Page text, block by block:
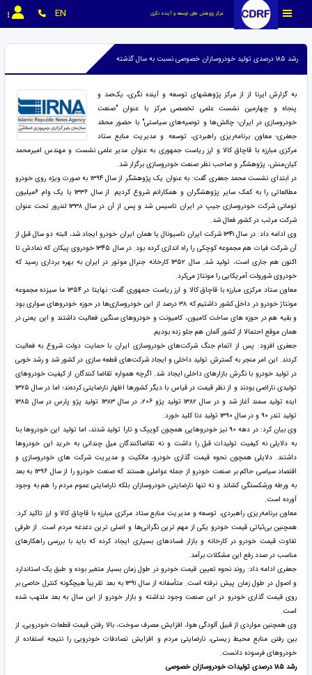
مرکز پژوهش های توسعه و آینده نگری EN
رشد ۱۸۵ درصدی تولید خودروسازان خصوصی نسبت به سال گذشته
به گزارش ایرنا از از مرکز پژوهشهای توسعه و آینده نگری، یک‌صد و
پنجاه و چهارمین نشست علمی تخصصی مرکز با عنوان "صنعت
خودروسازی در ایران؛ چالش‌ها و توصیه‌های سیاستی" با حضور محمّد
جعفری؛ معاون برنامه‌ریزی راهبردی، توسعه و مدیریت منابع ستاد
مرکزی مبارزه با قاچاق کالا و ارز ریاست جمهوری به عنوان مدیر علمی نشست و مهندس امیرمحمد
کیان‌منش، پژوهشگر و صاحب نظر صنعت خودروسازی برگزار شد.
در ابتدای نشست محمد جعفری گفت: به عنوان یک پژوهشگر از سال ۱۳۹۴ به صورت ویژه روی خودرو
مطالعاتی را به کمک سایر پژوهشگران و همکارانم شروع کردیم. از سال ۱۳۳۶ با یک وام ۶میلیون
تومانی شرکت خودروسازی جیپ در ایران تاسیس شد و پس از آن در سال ۱۳۳۸ لندرور تحت عنوان
شرکت مرتب در کشور فعال شد.
وی ادامه داد: در سال ۱۳۴۱ شرکت ایران ناسیونال یا همان ایران خودرو ایجاد شد، البته دو سال قبل از
آن شرکت فیات هم مجموعه کوچکی را راه اندازی کرده بود. در سال ۱۳۴۵ خودروی پیکان که نمادش تا
اکنون هم جاری است، تولید شد. سال ۱۳۵۲ کارخانه جنرال موتور در ایران به بهره برداری رسید که
خودروی شورولت آمریکایی را مونتاژ می‌کرد.
معاون ستاد مرکزی مبارزه با قاچاق کالا و ارز ریاست جمهوری گفت: نهایتا در ۱۳۵۴ ما سیزده مجموعه
مونتاژ خودرو در داخل کشور داشتیم که ۳۸ درصد از این خودروسازی‌ها در حوزه خودروهای سواری بود
و بقیه هم در حوزه های ساخت کامیون، کامیونت و خودروهای سنگین فعالیت داشتند و این یعنی در
همان موقع احتمالا از کشور آلمان هم جلو زده بودیم.
جعفری افزود: پس از اتمام جنگ شرکت‌های خودروسازی ایران با حمایت دولت شروع به فعالیت
کردند. این امر منجر به گسترش تولید داخلی و ایجاد شرکت‌های قطعه سازی در کشور شد و رشد خوبی
در تولید خودرو با نگرش بازارهای داخلی ایجاد شد. اگرچه همواره تقاضا کنندگان از کیفیت خودروهای
تولیدی ناراضی بودند و از نظر قیمت در قیاس با دیگر کشورها اظهار نارضایتی کرده‌ند؛ اما در سال ۱۳۷۵
ایده تولید سمند آغاز شد و در سال ۱۳۸۲ تولید پژو ۲۰۶، در سال ۱۳۸۳ تولید پژو پارس در سال ۱۳۸۵
تولید تندر ۹۰ و در سال ۱۳۹۰ تولید دنا کلید خورد.
وی بیان کرد: در دهه ۹۰ نیز خودروهایی همچون کوییک و تارا تولید شدند، اما تولید این خودروها بنا
به دلایلی نه کیفیت تولیدات قبل را داشت و نه تقاضاکنندگان میل چندانی به خرید این خودروها
داشتند. دلایلی همچون نحوه قیمت گذاری خودرو، مالکیت و مدیریت شرکت های خودروسازی و
اقتصاد سیاسی حاکم بر صنعت خودرو از جمله عواملی هستند که صنعت خودرو را از سال ١٣٩٦ به بعد
به ورطه ورشکستگی کشاند و نه تنها نارضایتی خودروسازان بلکه نارضایتی عموم مردم را هم به وجود
آورده است.
معاون برنامه‌ریزی راهبردی، توسعه و مدیریت منابع ستاد مرکزی مبارزه با قاچاق کالا و ارز تاکید کرد:
همچنین بی‌ثباتی قیمت خودرو یکی از مهم ترین نگرانی‌ها و اصلی ترین دغدغه مردم است. از طرفی
تفاوت قیمت خودرو در کارخانه و بازار فسادهای بسیاری ایجاد کرده که باید با بررسی راهکارهای
مناسب در صدد رفع این مشکلات برآمد.
جعفری ادامه داد: روند نحوه تعیین قیمت خودرو در طول زمان بسیار متغیر بوده و طبق یک استاندارد
و اصول در طول زمان پیش نرفته است. متأسفانه از سال ۱۳۹۱ به بعد تقریباً هیچگونه کنترل خاصی بر
روی قیمت گذاری خودرو در این صنعت وجود نداشته و بازار خودرو از این سال به بعد ملتهب شده
است.
وی همچنین مواردی از قبیل آلودگی هوا، افزایش مصرف سوخت، بالا رفتن قیمت قطعات خودرویی، از
بین رفتن منابع محیط زیستی، نارضایتی مردم و افزایش تصادفات خودرویی را نتیجه استفاده از
خودروهای فرسوده دانست.
رشد ۱۸۵ درصدی تولیدات خودروسازان خصوصی